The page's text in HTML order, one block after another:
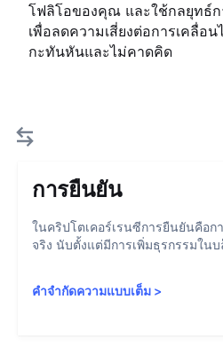
โฟลิโอของคุณ และใช้กลยุทธ์ก
เพื่อลดความเสี่ยงต่อการเคลื่อ
กะทันหันและไม่คาดคิด
การยืนยัน
ในคริปโตเคอร์เรนซีการยืนยันคือ
จริง นับตั้งแต่มีการเพิ่มธุรกรรมใน
คำจำกัดความแบบเต็ม >